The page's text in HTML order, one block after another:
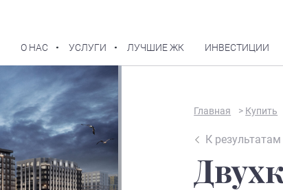
О НАС УСЛУГИ ЛУЧШИЕ ЖК ИНВЕСТИЦИИ
Главная > Купить
К
В